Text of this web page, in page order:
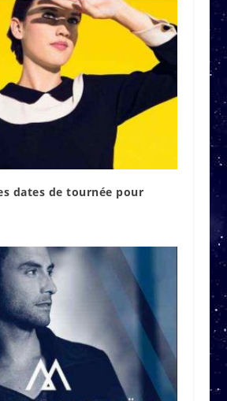
dates de tournée pour